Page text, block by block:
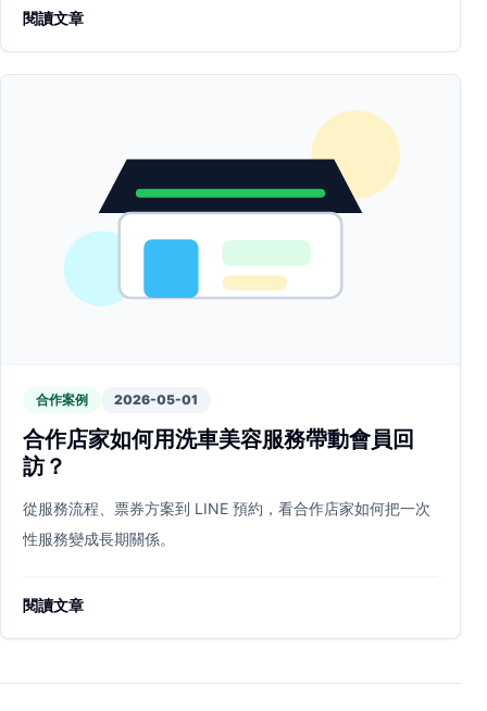
閱讀文章
合作案例 2026-05-01
合作店家如何用洗車美容服務帶動會員回
訪？
從服務流程、票券方案到 LINE 預約，看合作店家如何把一次
性服務變成長期關係。
閱讀文章